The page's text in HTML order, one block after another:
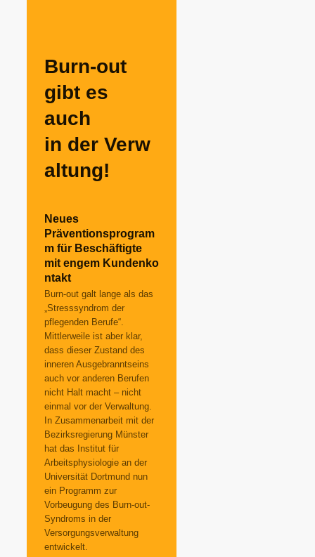
Burn-out
gibt es
auch
in der Verw
altung!
Neues
Präventionsprogram
m für Beschäftigte
mit engem Kundenko
ntakt
Burn-out galt lange als das
„Stresssyndrom der
pflegenden Berufe“.
Mittlerweile ist aber klar,
dass dieser Zustand des
inneren Ausgebranntseins
auch vor anderen Berufen
nicht Halt macht – nicht
einmal vor der Verwaltung.
In Zusammenarbeit mit der
Bezirksregierung Münster
hat das Institut für
Arbeitsphysiologie an der
Universität Dortmund nun
ein Programm zur
Vorbeugung des Burn-out-
Syndroms in der
Versorgungsverwaltung
entwickelt.